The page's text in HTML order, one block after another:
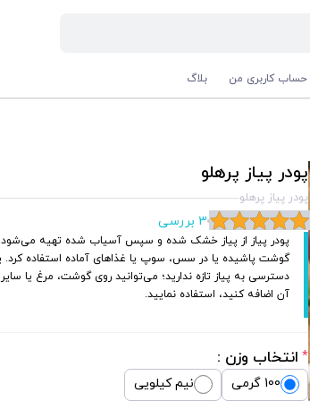
حساب کاربری من بلاگ
پودر پیاز پرهلو
پودر پیاز پرهلو
3 بررسی
پودر پیاز از پیاز خشک شده و سپس آسیاب شده تهیه می‌شود.
گوشت پاشیده یا در سس، سوپ یا غذاهای آماده استفاده کرد.
دسترسی به پیاز تازه ندارید؛ می‌توانید روی گوشت، مرغ یا
آن اضافه کنید، استفاده نمایید.
* انتخاب وزن :
100 گرمی نیم کیلویی